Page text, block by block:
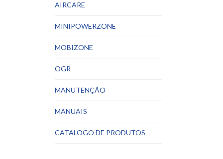
AIRCARE
MINIPOWERZONE
MOBIZONE
OGR
MANUTENÇÃO
MANUAIS
CATALOGO DE PRODUTOS